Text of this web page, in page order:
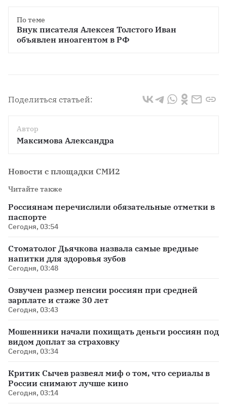
По теме
Внук писателя Алексея Толстого Иван
объявлен иноагентом в РФ
Поделиться статьей:
Автор
Максимова Александра
Новости с площадки СМИ2
Читайте также
Россиянам перечислили обязательные отметки в
паспорте
Сегодня, 03:54
Стоматолог Дьячкова назвала самые вредные
напитки для здоровья зубов
Сегодня, 03:48
Озвучен размер пенсии россиян при средней
зарплате и стаже 30 лет
Сегодня, 03:43
Мошенники начали похищать деньги россиян под
видом доплат за страховку
Сегодня, 03:34
Критик Сычев развеял миф о том, что сериалы в
России снимают лучше кино
Сегодня, 03:14